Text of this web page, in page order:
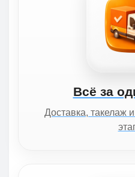
Всё за
Доставка, такелаж